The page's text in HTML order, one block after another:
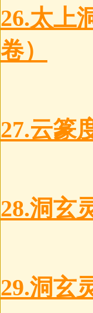
26.太上
卷）
27.云篆
28.洞玄
29.洞玄